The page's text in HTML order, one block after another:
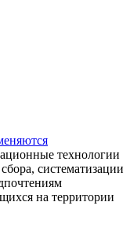
технологии
систематизации
на территории